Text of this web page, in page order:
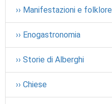
›› Manifestazioni e folklore
›› Enogastronomia
›› Storie di Alberghi
›› Chiese